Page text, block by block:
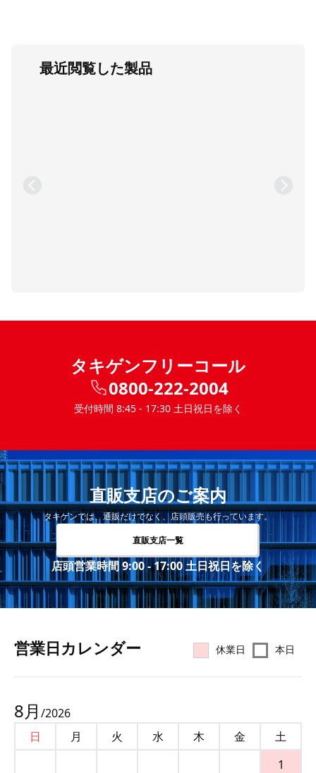
最近閲覧した製品
タキゲンフリーコール
0800-222-2004
受付時間 8:45 - 17:30 土日祝日を除く
直販支店のご案内
タキゲンでは、通販だけでなく、店頭販売も行っています。
直販支店一覧
店頭営業時間 9:00 - 17:00 土日祝日を除く
営業⽇カレンダー 休業日 本日
8月 /2026
日
月 火 水 木 金
土
1